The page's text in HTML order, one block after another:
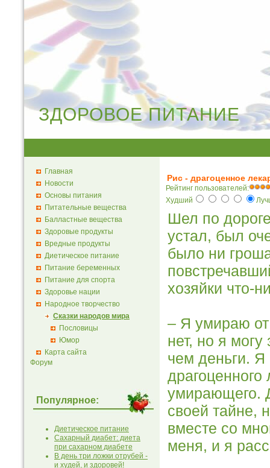
ЗДОРОВОЕ ПИТАНИЕ
Главная
Новости
Основы питания
Питательные вещества
Балластные вещества
Здоровые продукты
Вредные продукты
Диетическое питание
Питание беременных
Питание для спорта
Здоровье нации
Народное творчество
Сказки народов мира
Пословицы
Юмор
Карта сайта
Форум
Популярное:
Диетическое питание
Сахарный диабет: диета
при сахарном диабете
В день три ложки отрубей -
и худей, и здоровей!
Рис - драгоценное
Рейтинг пользователей:
Худший
Шел по
устал, был
было ни
хозяйки что-
– Я умираю от
нет, но я
чем деньги. Я
драгоценного
умирающего.
своей тайне,
вместе со
меня, и я